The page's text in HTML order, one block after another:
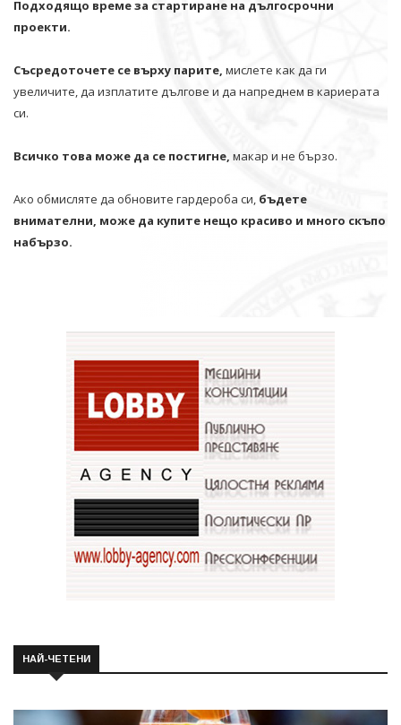
Подходящо време за стартиране на дългосрочни
проекти.
Съсредоточете се върху парите, мислете как да ги
увеличите, да изплатите дългове и да напреднем в кариерата
си.
Всичко това може да се постигне, макар и не бързо.
Ако обмисляте да обновите гардероба си, бъдете
внимателни, може да купите нещо красиво и много скъпо
набързо.
НАЙ-ЧЕТЕНИ